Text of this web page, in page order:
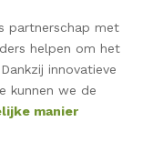
partnerschap met
helpen om het
innovatieve
kunnen we de
manier